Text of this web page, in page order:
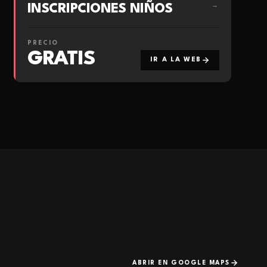
INSCRIPCIONES NIÑOS →
PRECIO
GRATIS IR A LA WEB
ABRIR EN GOOGLE MAPS